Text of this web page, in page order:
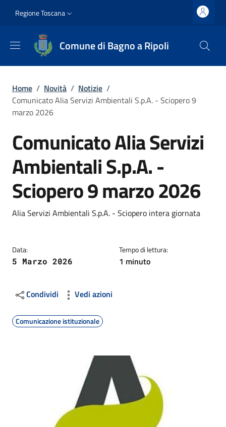
Slim top
Regione Toscana
Comune di Bagno a Ripoli
Briciole di pane
Home / Novità / Notizie /
Comunicato Alia Servizi Ambientali S.p.A. - Sciopero 9
marzo 2026
Comunicato Alia Servizi
Ambientali S.p.A. -
Sciopero 9 marzo 2026
Dettagli
Descrizione breve
Alia Servizi Ambientali S.p.A. - Sciopero intera giornata
Data:
5 Marzo 2026
Tempo di lettura:
1 minuto
Condividi Vedi azioni
Comunicazione istituzionale